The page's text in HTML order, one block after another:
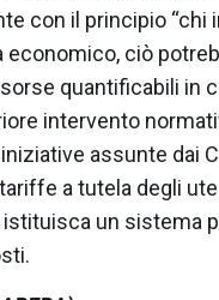
con il principio “chi
economico, ciò
quantificabili in
intervento
assunte dai
a tutela degli
istituisca un sistema